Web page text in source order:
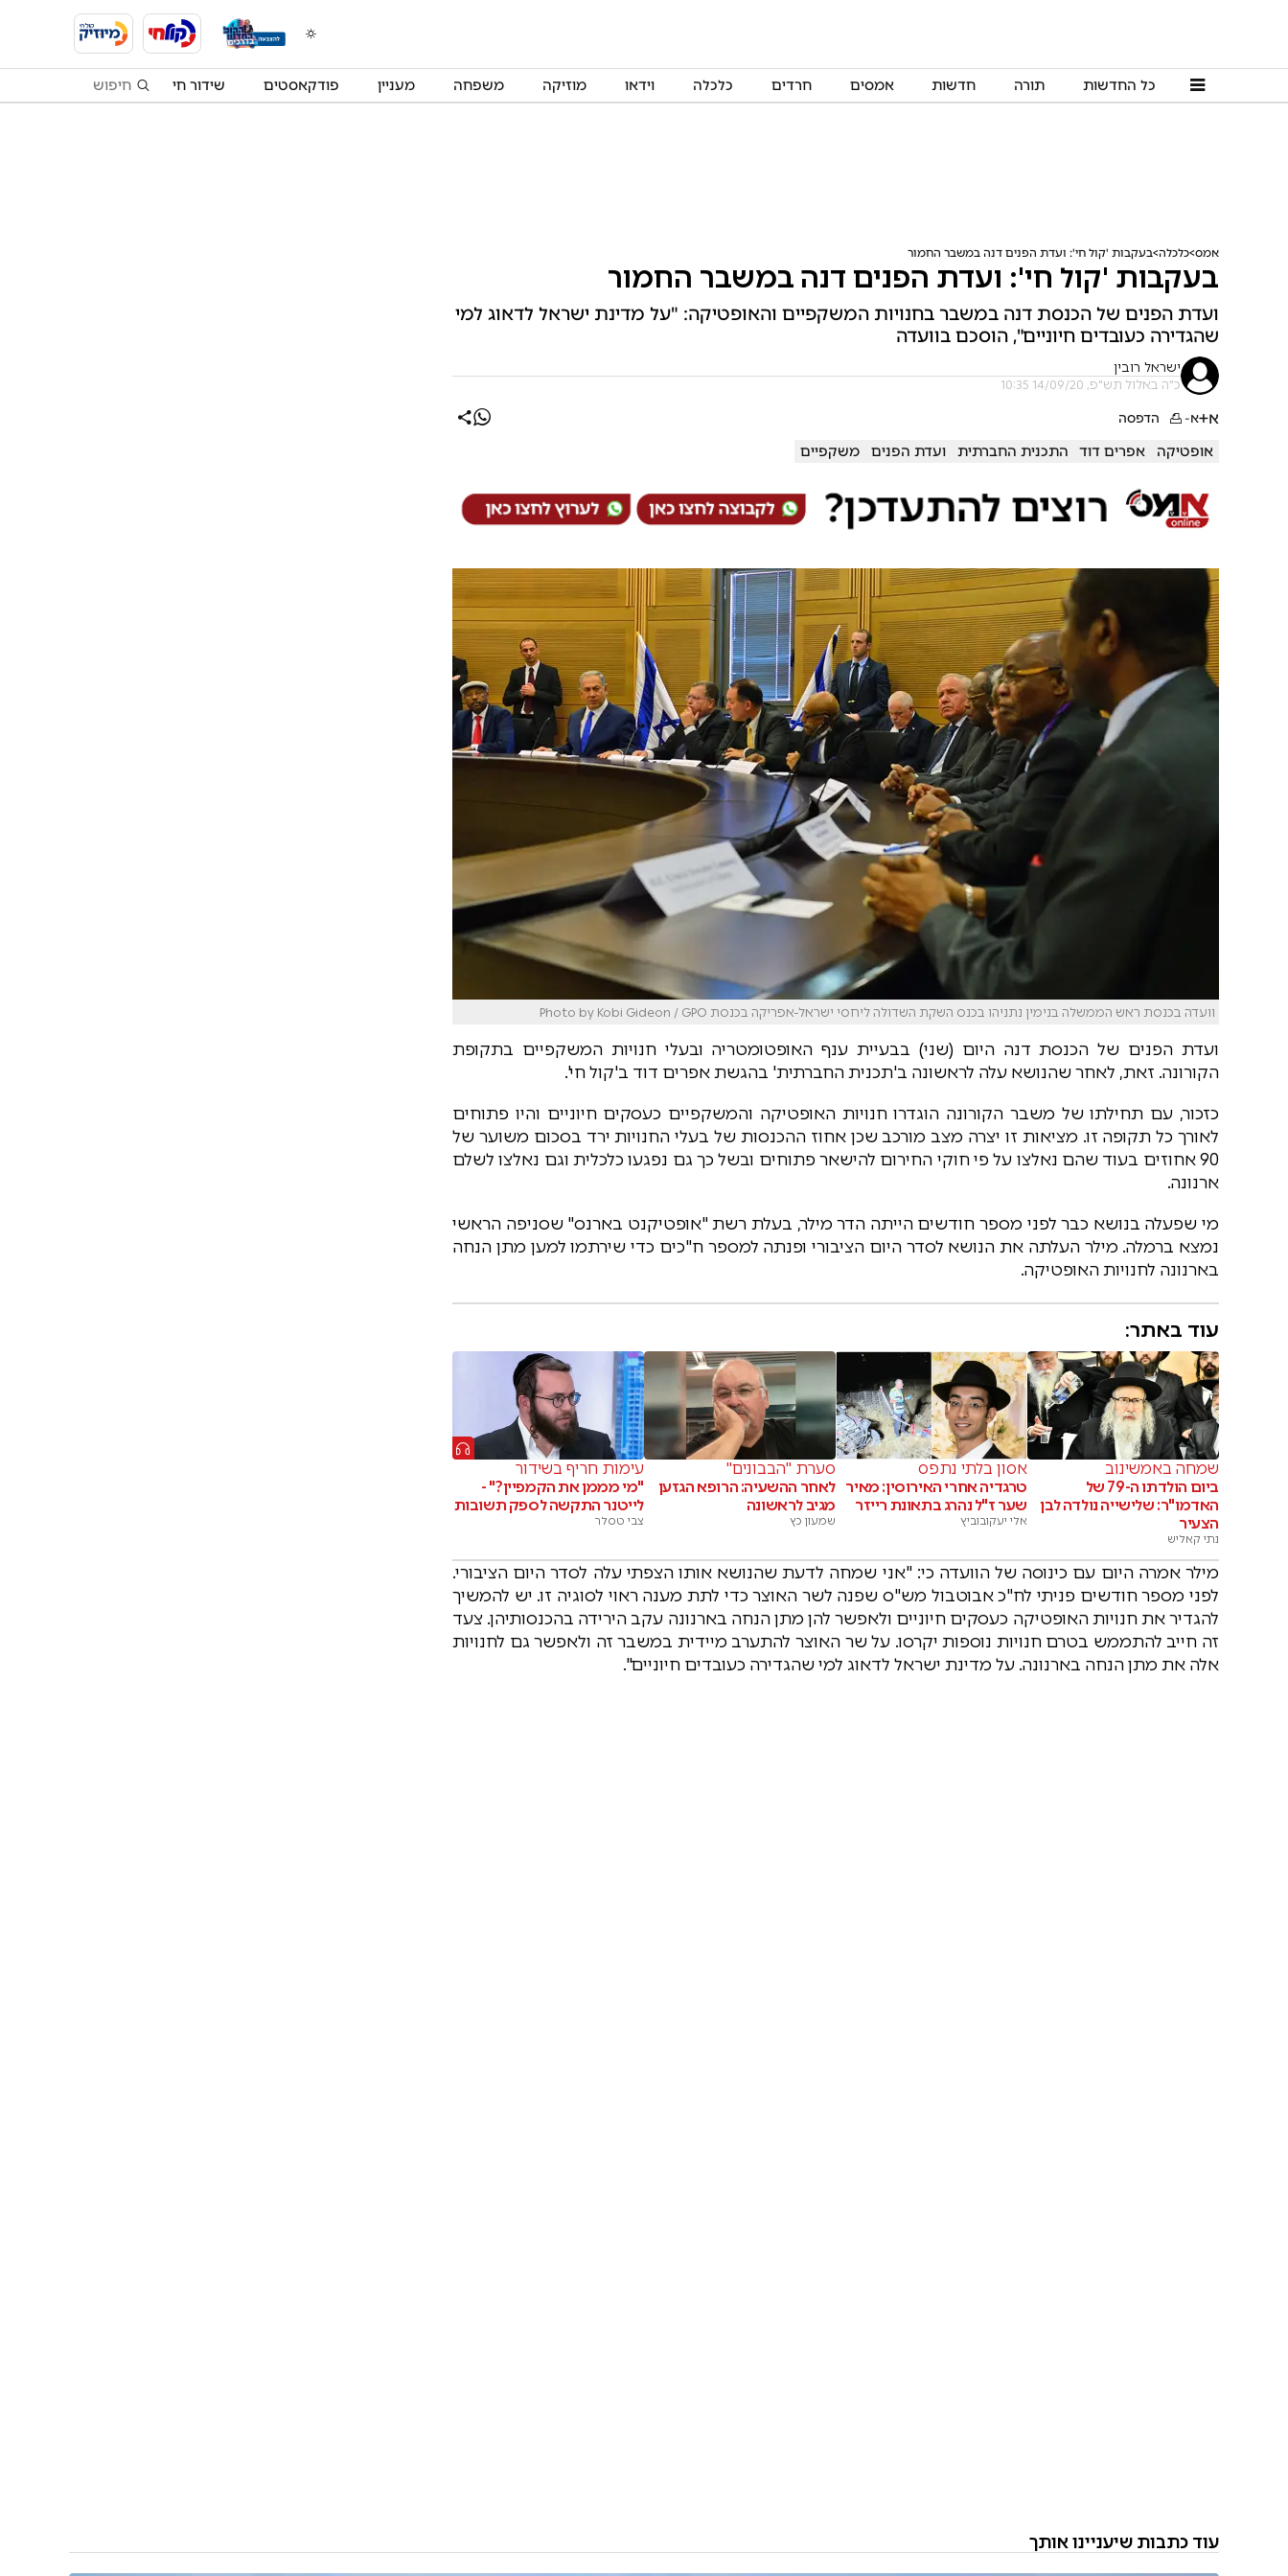
כל החדשות תורה חדשות אמסים חרדים כלכלה וידאו מוזיקה משפחה מעניין פודקאסטים שידור חי
אמס כלכלה בעקבות 'קול חי': ועדת הפנים דנה במשבר החמור
בעקבות 'קול חי': ועדת הפנים דנה במשבר החמור
ועדת הפנים של הכנסת דנה במשבר בחנויות המשקפיים והאופטיקה: "על מדינת ישראל לדאוג למי
שהגדירה כעובדים חיוניים", הוסכם בוועדה
ישראל רובין
כ"ה באלול תש"פ, 14/09/20 10:35
א+א- הדפסה
אופטיקה אפרים דוד התכנית החברתית ועדת הפנים משקפיים
וועדה בכנסת ראש הממשלה בנימין נתניהו בכנס השקת השדולה ליחסי ישראל-אפריקה בכנסת Photo by Kobi Gideon / GPO
ועדת הפנים של הכנסת דנה היום (שני) בבעיית ענף האופטומטריה ובעלי חנויות המשקפיים בתקופת
הקורונה. זאת, לאחר שהנושא עלה לראשונה ב'תכנית החברתית' בהגשת אפרים דוד ב'קול חי'.
כזכור, עם תחילתו של משבר הקורונה הוגדרו חנויות האופטיקה והמשקפיים כעסקים חיוניים והיו פתוחים
לאורך כל תקופה זו. מציאות זו יצרה מצב מורכב שכן אחוז ההכנסות של בעלי החנויות ירד בסכום משוער של
90 אחוזים בעוד שהם נאלצו על פי חוקי החירום להישאר פתוחים ובשל כך גם נפגעו כלכלית וגם נאלצו לשלם
ארנונה.
מי שפעלה בנושא כבר לפני מספר חודשים הייתה הדר מילר, בעלת רשת "אופטיקנט בארנס" שסניפה הראשי
נמצא ברמלה. מילר העלתה את הנושא לסדר היום הציבורי ופנתה למספר ח"כים כדי שירתמו למען מתן הנחה
בארנונה לחנויות האופטיקה.
עוד באתר:
שמחה באמשינוב
ביום הולדתו ה-79 של
האדמו"ר: שלישייה נולדה לבן
הצעיר
נתי קאליש
אסון בלתי נתפס
טרגדיה אחרי האירוסין: מאיר
שער ז"ל נהרג בתאונת רייזר
אלי יעקובוביץ
סערת "הבבונים"
לאחר ההשעיה: הרופא הגזען
מגיב לראשונה
שמעון כץ
עימות חריף בשידור
"מי מממן את הקמפיין?" -
לייטנר התקשה לספק תשובות
צבי טסלר
מילר אמרה היום עם כינוסה של הוועדה כי: "אני שמחה לדעת שהנושא אותו הצפתי עלה לסדר היום הציבורי.
לפני מספר חודשים פניתי לח"כ אבוטבול מש"ס שפנה לשר האוצר כדי לתת מענה ראוי לסוגיה זו. יש להמשיך
להגדיר את חנויות האופטיקה כעסקים חיוניים ולאפשר להן מתן הנחה בארנונה עקב הירידה בהכנסותיהן. צעד
זה חייב להתממש בטרם חנויות נוספות יקרסו. על שר האוצר להתערב מיידית במשבר זה ולאפשר גם לחנויות
אלה את מתן הנחה בארנונה. על מדינת ישראל לדאוג למי שהגדירה כעובדים חיוניים".
עוד כתבות שיעניינו אותך